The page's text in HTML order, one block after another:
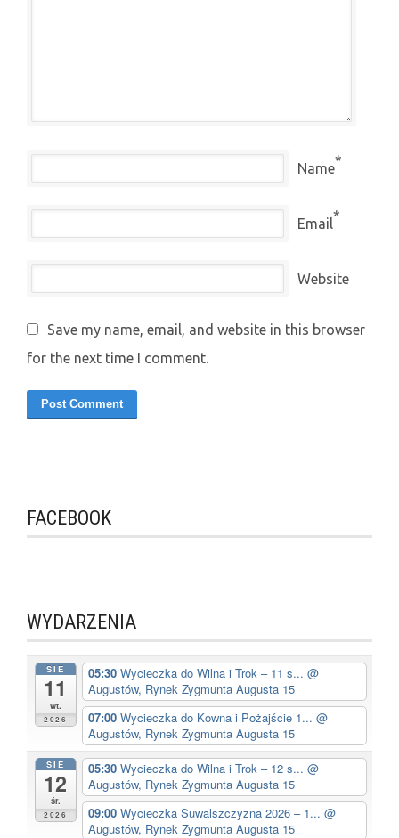
Name*
Email*
Website
Save my name, email, and website in this browser
for the next time I comment.
FACEBOOK
WYDARZENIA
SIE
11
wt.
2026
05:30 Wycieczka do Wilna i Trok – 11 s... @
Augustów, Rynek Zygmunta Augusta 15
07:00 Wycieczka do Kowna i Pożajście 1... @
Augustów, Rynek Zygmunta Augusta 15
SIE
12
śr.
2026
05:30 Wycieczka do Wilna i Trok – 12 s... @
Augustów, Rynek Zygmunta Augusta 15
09:00 Wycieczka Suwalszczyzna 2026 – 1... @
Augustów, Rynek Zygmunta Augusta 15